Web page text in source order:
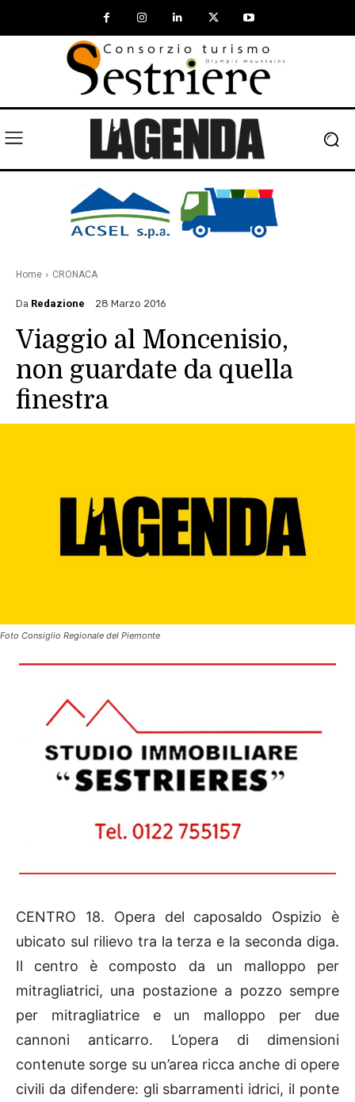
Home CRONACA
Da Redazione 28 Marzo 2016
Viaggio al Moncenisio,
non guardate da quella
finestra
Foto Consiglio Regionale del Piemonte
CENTRO 18. Opera del caposaldo Ospizio è
ubicato sul rilievo tra la terza e la seconda diga.
Il centro è composto da un malloppo per
mitragliatrici, una postazione a pozzo sempre
per mitragliatrice e un malloppo per due
cannoni anticarro. L’opera di dimensioni
contenute sorge su un’area ricca anche di opere
civili da difendere: gli sbarramenti idrici, il ponte